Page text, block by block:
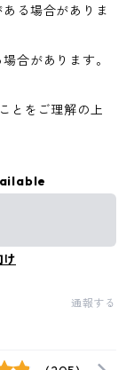
る場合がありま
合があります。
とをご理解の上
け
通報する